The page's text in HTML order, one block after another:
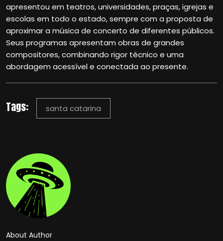
apresentou em teatros, universidades, praças, igrejas e
escolas em todo o estado, sempre com a proposta de
aproximar a música de concerto de diferentes públicos.
Seus programas apresentam obras de grandes
compositores, combinando rigor técnico e uma
abordagem acessível e conectada ao presente.
Tags: santa catarina
About Author